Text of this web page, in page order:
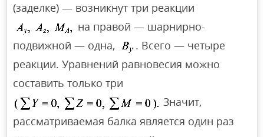
(заделке) — возникнут три реакции
на правой — шарнирно-
подвижной — одна,
. Всего — четыре
реакции. Уравнений равновесия можно
составить только три
Значит,
рассматриваемая балка является один раз